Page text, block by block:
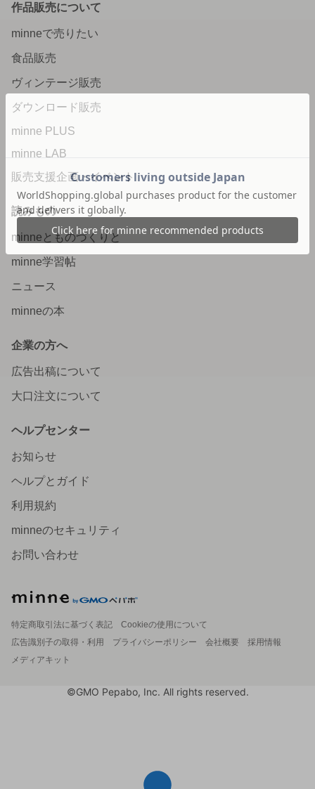
作品販売について
minneで売りたい
食品販売
ヴィンテージ販売
ダウンロード販売
minne PLUS
minne LAB
販売支援企画・イベント
読みもの
minneとものづくりと
minne学習帖
ニュース
minneの本
企業の方へ
広告出稿について
大口注文について
ヘルプセンター
お知らせ
ヘルプとガイド
利用規約
minneのセキュリティ
お問い合わせ
特定商取引法に基づく表記
Cookieの使用について
広告識別子の取得・利用
プライバシーポリシー 会社概要
採用情報
メディアキット
©GMO Pepabo, Inc. All rights reserved.